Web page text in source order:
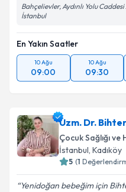
Bahçelievler, Aydınlı Yolu
İstanbul
En Yakın Saatler
10 Ağu
09:00
10 Ağu
09:30
Uzm. Dr.
Çocuk Sağlığı ve
İstanbul, Kadıköy
5 (1
Yenidoğan bebeğim için